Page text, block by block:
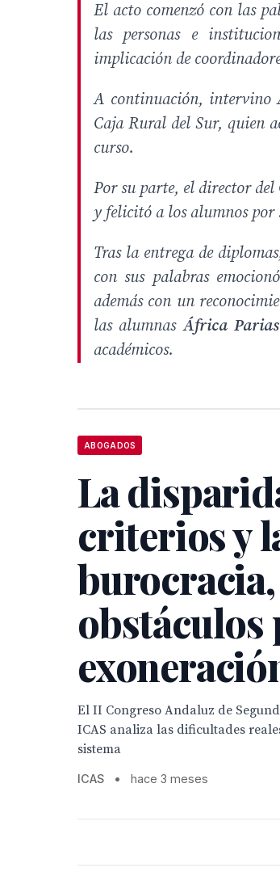
El acto comenzó con las
las personas e
implicación de
A continuación, intervino
Caja Rural del Sur, quien
curso.
Por su parte, el director
y felicitó a los alumnos por
Tras la entrega de
con sus palabras
además con un
las alumnasÁfrica
académicos.
ABOGADOS
La
criterios y
obstáculos
El II Congreso Andaluz de
ICAS analiza las dificultades
sistema
ICAS • hace 3 meses